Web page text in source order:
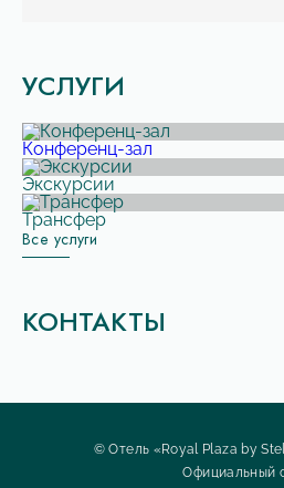
УСЛУГИ
Конференц-зал
Экскурсии
Трансфер
Все услуги
КОНТАКТЫ
© Отель «Royal Plaza by
Официальный